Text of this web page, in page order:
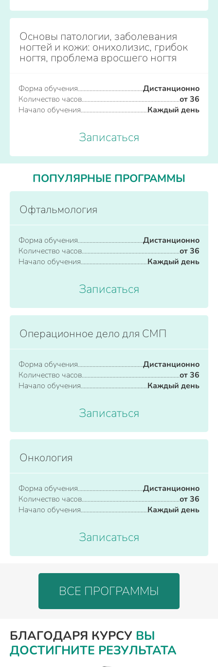
Основы патологии, заболевания
ногтей и кожи: онихолизис, грибок
ногтя, проблема вросшего ногтя
Форма обучения
Дистанционно
Количество часов
от 36
Начало обучения
Каждый день
Записаться
ПОПУЛЯРНЫЕ ПРОГРАММЫ
Офтальмология
Форма обучения
Дистанционно
Количество часов
от 36
Начало обучения
Каждый день
Записаться
Операционное дело для СМП
Форма обучения
Дистанционно
Количество часов
от 36
Начало обучения
Каждый день
Записаться
Онкология
Форма обучения
Дистанционно
Количество часов
от 36
Начало обучения
Каждый день
Записаться
ВСЕ ПРОГРАММЫ
БЛАГОДАРЯ КУРСУ ВЫ
ДОСТИГНИТЕ РЕЗУЛЬТАТА